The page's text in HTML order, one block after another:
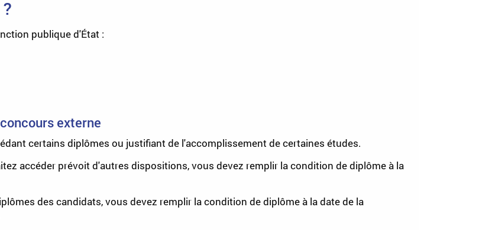
publique d'État :
externe
certains diplômes ou justifiant de l'accomplissement de certaines études.
accéder prévoit d'autres dispositions, vous devez remplir la condition de diplôme à la
des candidats, vous devez remplir la condition de diplôme à la date de la